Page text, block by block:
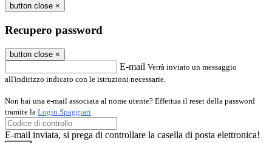
button close ×
Recupero password
button close ×
E-mail Verrà inviato un messaggio
all'indirizzo indicato con le istruzioni necessarie.
Non hai una e-mail associata al nome utente? Effettua il reset della password
tramite la Login Spaggiari
E-mail inviata, si prega di controllare la casella di posta elettronica!